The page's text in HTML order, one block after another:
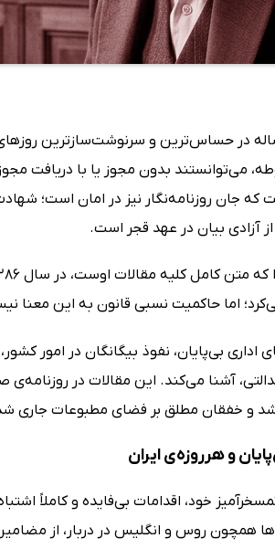
در حساس‌ترین و سرنوشت‌سازترین
می‌توانستند بدون مجوز یا با دریافت
جان روزنامه‌نگار نیز در امان است؛
آزادی بیان در عهد قجر است.
اما حاکمیت نسبی قانون به این معنا
اداری بی‌پایان، نفوذ بیگانگان در امور
آشنا می‌کند. این مقالات در
و خفقان مطلق بر فضای مطبوعات جاری
و هرروزه‌ی ایران
خود، اقدامات بی‌فایده و کاملاً
همچون روس و انگلیس در دربار، از